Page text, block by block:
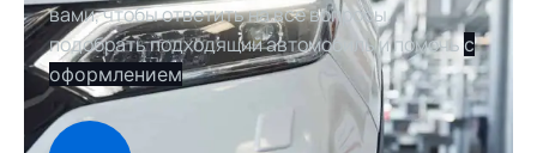
вами, чтобы ответить на все вопросы,
подобрать подходящий автомобиль и помочьс
оформлением